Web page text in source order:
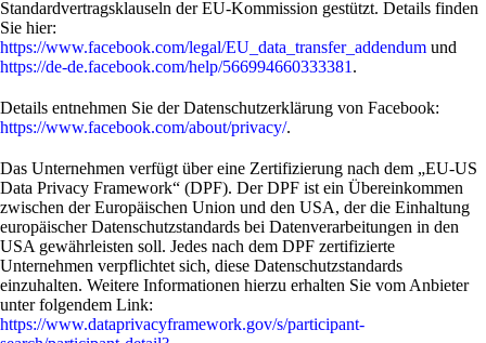
Standardvertragsklauseln der EU-Kommission gestützt. Details finden
Sie hier:
https://www.facebook.com/legal/EU_data_transfer_addendum und
https://de-de.facebook.com/help/566994660333381 .
Details entnehmen Sie der Datenschutzerklärung von Facebook:
https://www.facebook.com/about/privacy/.
Das Unternehmen verfügt über eine Zertifizierung nach dem „EU-US
Data Privacy Framework“ (DPF). Der DPF ist ein Übereinkommen
zwischen der Europäischen Union und den USA, der die Einhaltung
europäischer Datenschutzstandards bei Datenverarbeitungen in den
USA gewährleisten soll. Jedes nach dem DPF zertifizierte
Unternehmen verpflichtet sich, diese Datenschutzstandards
einzuhalten. Weitere Informationen hierzu erhalten Sie vom Anbieter
unter folgendem Link:
https://www.dataprivacyframework.gov/s/participant-